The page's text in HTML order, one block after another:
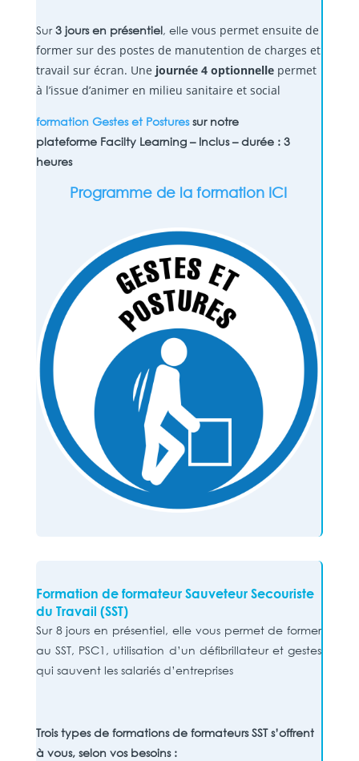
Sur3 jours en présentiel, elle vous permet ensuite de
former sur des postes de manutention de charges et
travail sur écran. Une journée 4 optionnelle permet
à l’issue d’animer en milieu sanitaire et social
formation Gestes et Posturessur notre
plateforme Facilty Learning – Inclus – durée : 3
heures
Programme de la formation ICI
Formation de formateur Sauveteur Secouriste
du Travail (SST)
Sur 8 jours en présentiel, elle vous permet de former
au SST, PSC1, utilisation d’un défibrillateur et gestes
qui sauvent les salariés d’entreprises
Trois types de formations de formateurs SST s’offrent
à vous, selon vos besoins :